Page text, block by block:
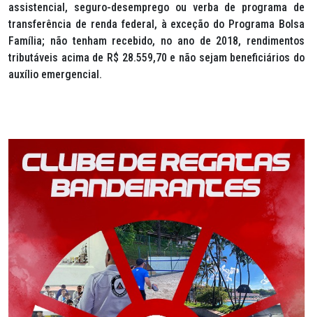
assistencial, seguro-desemprego ou verba de programa de
transferência de renda federal, à exceção do Programa Bolsa
Família; não tenham recebido, no ano de 2018, rendimentos
tributáveis acima de R$ 28.559,70 e não sejam beneficiários do
auxílio emergencial.